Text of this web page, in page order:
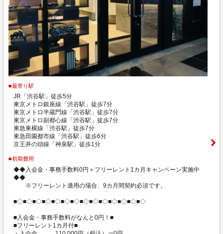
■最寄り駅
JR「渋谷駅」徒歩5分
東京メトロ銀座線「渋谷駅」徒歩7分
東京メトロ半蔵門線「渋谷駅」徒歩7分
東京メトロ副都心線「渋谷駅」徒歩7分
東急東横線「渋谷駅」徒歩7分
東急田園都市線「渋谷駅」徒歩6分
京王井の頭線「神泉駅」徒歩1分
■初期費用
◆◆入会金・事務手数料0円＋フリーレント1カ月キャンペーン実施中
◆◆
※フリーレント適用の場合、9カ月間契約必須です。
■◇■◇■◇■◇■◇■◇■◇■◇■◇■◇■◇■◇■◇■◇
■入会金・事務手数料がなんと0円！■
■フリーレント1カ月付■